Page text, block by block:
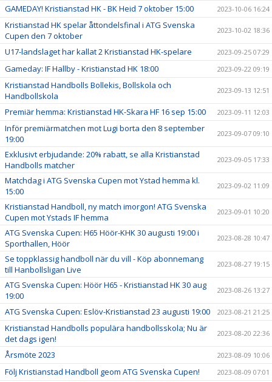
GAMEDAY! Kristianstad HK - BK Heid 7 oktober 15:00 2023-10-06 16:24
Kristianstad HK spelar åttondelsfinal i ATG Svenska
Cupen den 7 oktober
2023-10-02 18:36
U17-landslaget har kallat 2 Kristianstad HK-spelare 2023-09-25 07:29
Gameday: IF Hallby - Kristianstad HK 18:00 2023-09-22 09:19
Kristianstad Handbolls Bollekis, Bollskola och
Handbollskola
2023-09-13 12:51
Premiär hemma: Kristianstad HK-Skara HF 16 sep 15:00 2023-09-11 12:03
Inför premiärmatchen mot Lugi borta den 8 september
19:00
2023-09-07 09:10
Exklusivt erbjudande: 20% rabatt, se alla Kristianstad
Handbolls matcher
2023-09-05 17:33
Matchdag i ATG Svenska Cupen mot Ystad hemma kl.
15:00
2023-09-02 11:09
Kristianstad Handboll, ny match imorgon! ATG Svenska
Cupen mot Ystads IF hemma
2023-09-01 10:20
ATG Svenska Cupen: H65 Höör-KHK 30 augusti 19:00 i
Sporthallen, Höör
2023-08-28 10:47
Se toppklassig handboll när du vill - Köp abonnemang
till Hanbollsligan Live
2023-08-27 19:15
ATG Svenska Cupen: Höör H65 - Kristianstad HK 30 aug
19:00
2023-08-26 13:27
ATG Svenska Cupen: Eslöv-Kristianstad 23 augusti 19:00 2023-08-21 21:25
Kristianstad Handbolls populära handbollsskola; Nu är
det dags igen!
2023-08-20 22:36
Årsmöte 2023 2023-08-09 10:06
Följ Kristianstad Handboll geom ATG Svenska Cupen! 2023-08-09 07:01